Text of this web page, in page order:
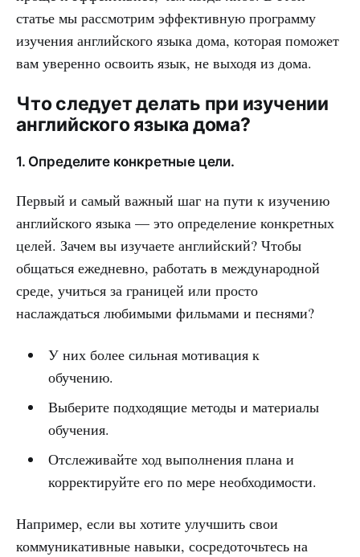
статье мы рассмотрим эффективную программу
изучения английского языка дома, которая поможет
вам уверенно освоить язык, не выходя из дома.
Что следует делать при изучении
английского языка дома?
1. Определите конкретные цели.
Первый и самый важный шаг на пути к изучению
английского языка — это определение конкретных
целей. Зачем вы изучаете английский? Чтобы
общаться ежедневно, работать в международной
среде, учиться за границей или просто
наслаждаться любимыми фильмами и песнями?
У них более сильная мотивация к
обучению.
Выберите подходящие методы и материалы
обучения.
Отслеживайте ход выполнения плана и
корректируйте его по мере необходимости.
Например, если вы хотите улучшить свои
коммуникативные навыки, сосредоточьтесь на